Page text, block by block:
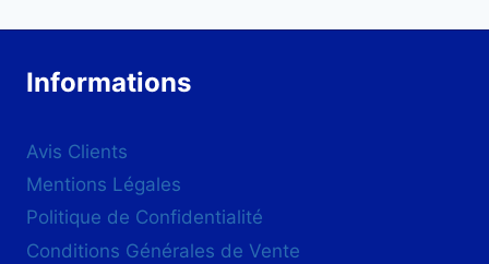
Informations
Avis Clients
Mentions Légales
Politique de Confidentialité
Conditions Générales de Vente